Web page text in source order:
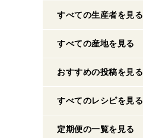
すべての生産者を見る
すべての産地を見る
おすすめの投稿を見る
すべてのレシピを見る
定期便の一覧を見る